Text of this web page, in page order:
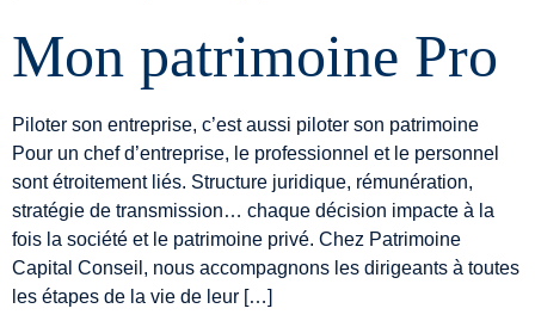
Mon patrimoine Pro
Piloter son entreprise, c’est aussi piloter son patrimoine
Pour un chef d’entreprise, le professionnel et le personnel
sont étroitement liés. Structure juridique, rémunération,
stratégie de transmission… chaque décision impacte à la
fois la société et le patrimoine privé. Chez Patrimoine
Capital Conseil, nous accompagnons les dirigeants à toutes
les étapes de la vie de leur […]